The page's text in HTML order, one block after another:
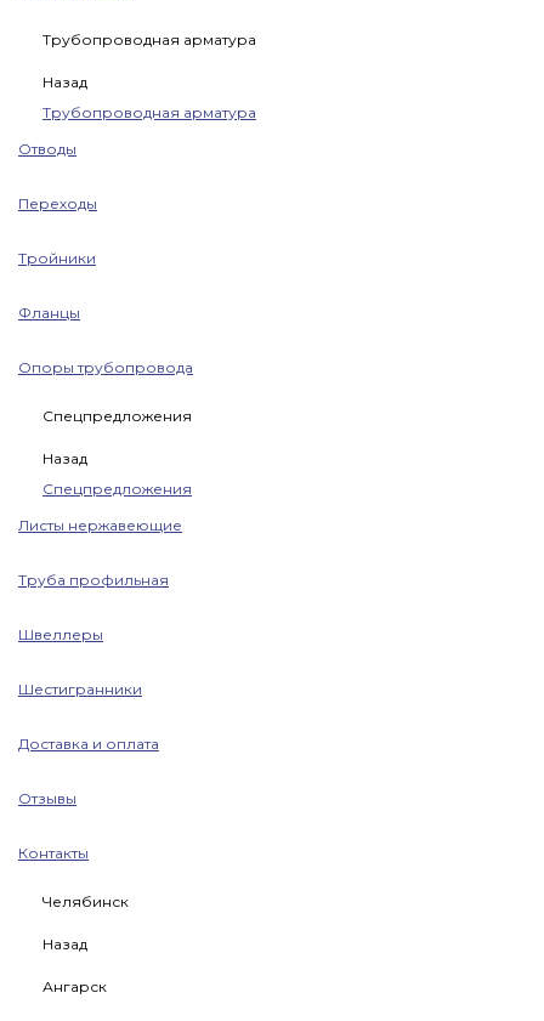
Трубопроводная арматура
Назад
Трубопроводная арматура
Отводы
Переходы
Тройники
Фланцы
Опоры трубопровода
Спецпредложения
Назад
Спецпредложения
Листы нержавеющие
Труба профильная
Швеллеры
Шестигранники
Доставка и оплата
Отзывы
Контакты
Челябинск
Назад
Ангарск